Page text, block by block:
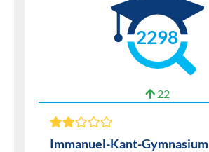
2298
22
Immanuel-Kant-Gymnasium